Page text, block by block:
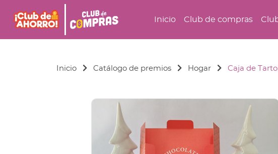
Inicio Club de compras
Inicio Catálogo de premios Hogar Caja de